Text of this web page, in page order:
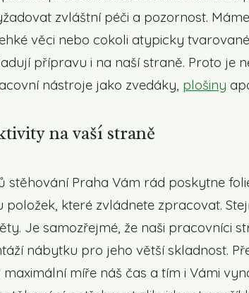
zvláštní péči a pozornost.
věci nebo cokoli atypicky
přípravu i na naší straně. Proto je
nástroje jako zvedáky, plošiny
na vaší straně
stěhování Praha Vám rád poskytne
které zvládnete zpracovat.
Je samozřejmé, že naši pracovníci
nábytku pro jeho větší skladnost.
míře náš čas a tím i Vámi